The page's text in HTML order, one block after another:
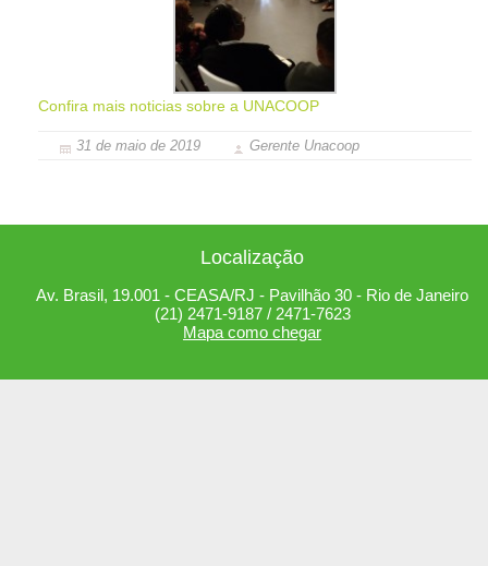
Confira mais noticias sobre a UNACOOP
31 de maio de 2019 Gerente Unacoop
Localização
Av. Brasil, 19.001 - CEASA/RJ - Pavilhão 30 - Rio de Janeiro
(21) 2471-9187 / 2471-7623
Mapa como chegar